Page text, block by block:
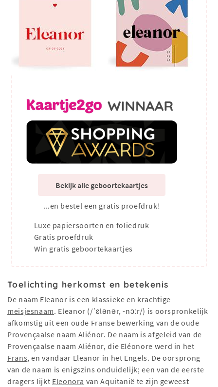
Bekijk alle geboortekaartjes
...en bestel een gratis proefdruk!
Luxe papiersoorten en foliedruk
Gratis proefdruk
Win gratis geboortekaartjes
Toelichting herkomst en betekenis
De naam Eleanor is een klassieke en krachtige
meisjesnaam. Eleanor (/ˈɛlənər, -nɔːr/) is oorspronkelijk
afkomstig uit een oude Franse bewerking van de oude
Provençaalse naam Aliénor. De naam is afgeleid van de
Provençaalse naam Aliénor, die Eléonore werd in het
Frans, en vandaar Eleanor in het Engels. De oorsprong
van de naam is enigszins onduidelijk; een van de eerste
dragers lijkt Eleonora van Aquitanië te zijn geweest